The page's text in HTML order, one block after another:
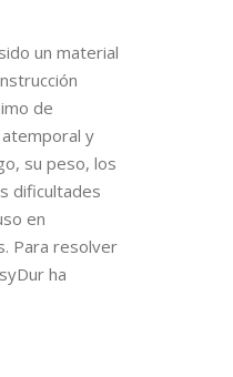
un material
de
y
su peso, los
dificultades
en
Para resolver
ha